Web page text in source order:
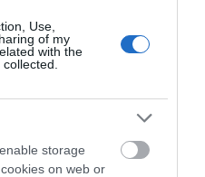
Use,
of my
with the
storage
on web or